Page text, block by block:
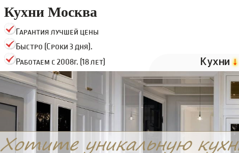
Кухни Москва
Гарантия лучшей цены
Быстро (Сроки 3 дня).
Работаем с 2008г. (18 лет)
Кухни↓